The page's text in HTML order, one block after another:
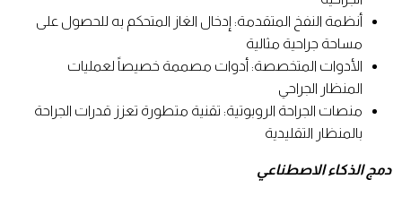
أنظمة النفخ المتقدمة: إدخال الغاز المتحكم به للحصول على
مساحة جراحية مثالية
الأدوات المتخصصة: أدوات مصممة خصيصاً لعمليات
المنظار الجراحي
منصات الجراحة الروبوتية: تقنية متطورة تعزز قدرات الجراحة
بالمنظار التقليدية
دمج الذكاء الاصطناعي